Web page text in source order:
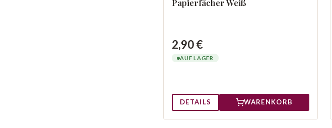
Papierfächer Weiß
2,90 €
AUF LAGER
DETAILS WARENKORB